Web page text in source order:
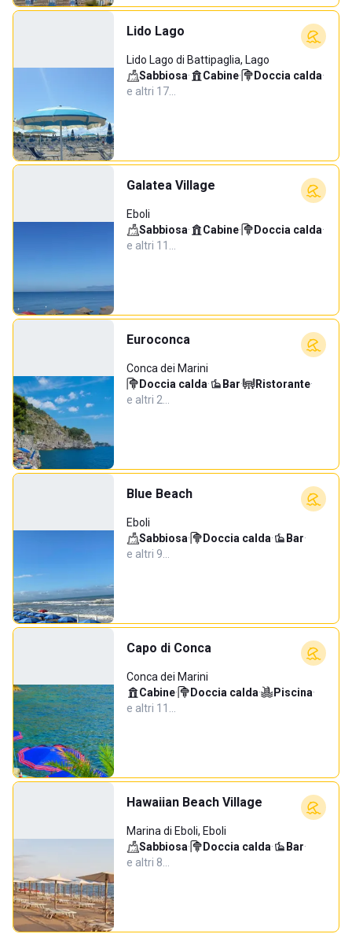
Lido Lago
Lido Lago di Battipaglia, Lago
Sabbiosa· Cabine· Doccia calda·
e altri 17…
Galatea Village
Eboli
Sabbiosa· Cabine· Doccia calda·
e altri 11…
Euroconca
Conca dei Marini
Doccia calda· Bar· Ristorante·
e altri 2…
Blue Beach
Eboli
Sabbiosa· Doccia calda· Bar·
e altri 9…
Capo di Conca
Conca dei Marini
Cabine· Doccia calda· Piscina·
e altri 11…
Hawaiian Beach Village
Marina di Eboli, Eboli
Sabbiosa· Doccia calda· Bar·
e altri 8…